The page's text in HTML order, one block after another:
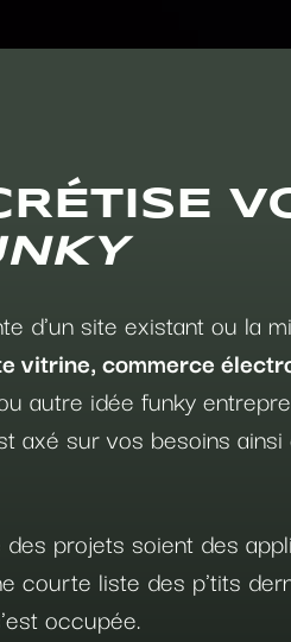
d'un site existant ou la
vitrine, commerce
autre idée funky
axé sur vos besoins
projets soient des
courte liste des p'tits
occupée.